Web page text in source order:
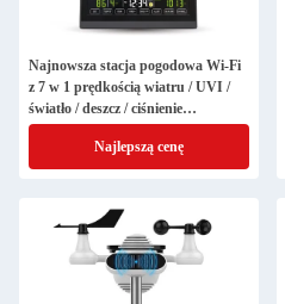
Najnowsza stacja pogodowa Wi-Fi
z 7 w 1 prędkością wiatru / UVI /
światło / deszcz / ciśnienie
barometryczne prognoza pogody
Najlepszą cenę